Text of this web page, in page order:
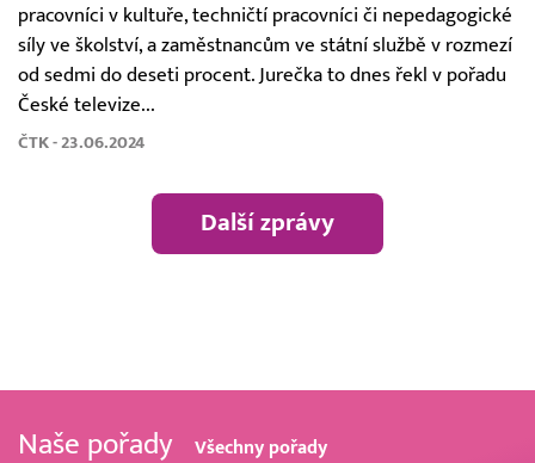
pracovníci v kultuře, techničtí pracovníci či nepedagogické
síly ve školství, a zaměstnancům ve státní službě v rozmezí
od sedmi do deseti procent. Jurečka to dnes řekl v pořadu
České televize...
ČTK - 23.06.2024
Další zprávy
Naše pořady Všechny pořady